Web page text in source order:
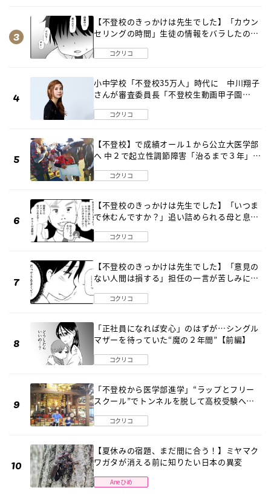
【不登校のきっかけは先生でした】「カウン
セリングの時間」生徒の情報をバラしたの
コクリコ
小中学校「不登校35万人」時代に 中川翔子
さんが審査委員長「不登校生動画甲子園
コクリコ
【不登校】で成績オール１から公立大医学部
へ 中２で起立性調節障害「治るまで３年」の
コクリコ
【不登校のきっかけは先生でした】「いつま
で休むんですか？」追い詰められる母と息子
コクリコ
【不登校のきっかけは先生でした】「意見の
ない人間は損する」担任の一言が苦しみに…
コクリコ
「正社員になれば安心」のはずが…シングル
マザーを待っていた“魔の２年間”【前編】
コクリコ
「不登校から医学部進学」“ラップとフリー
スクール”でトンネルを脱して高校受験へ
コクリコ
【夏休みの宿題、まだ間に合う！】ミヤマク
ワガタが消える前に知りたい日本の異変
Aneひめ